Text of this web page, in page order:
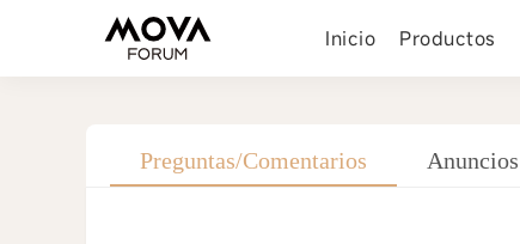
Inicio Productos
Preguntas/Comentarios Anuncios